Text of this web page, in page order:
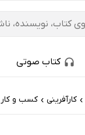
کتاب صوتی
› کارآفرینی › کسب و کار